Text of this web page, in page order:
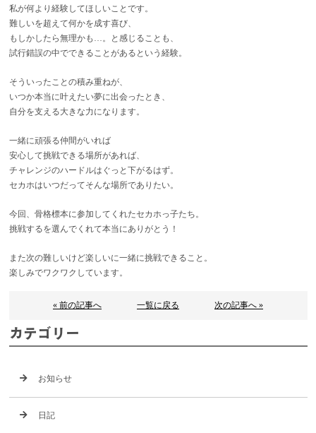
私が何より経験してほしいことです。
難しいを超えて何かを成す喜び、
もしかしたら無理かも…。と感じることも、
試行錯誤の中でできることがあるという経験。
そういったことの積み重ねが、
いつか本当に叶えたい夢に出会ったとき、
自分を支える大きな力になります。
一緒に頑張る仲間がいれば
安心して挑戦できる場所があれば、
チャレンジのハードルはぐっと下がるはず。
セカホはいつだってそんな場所でありたい。
今回、骨格標本に参加してくれたセカホっ子たち。
挑戦するを選んでくれて本当にありがとう！
また次の難しいけど楽しいに一緒に挑戦できること。
楽しみでワクワクしています。
« 前の記事へ 一覧に戻る 次の記事へ »
カテゴリー
お知らせ
日記